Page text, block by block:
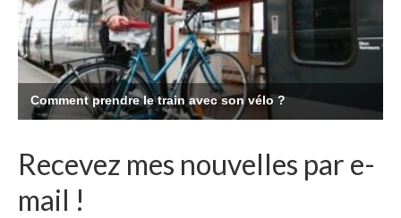
Recevez mes nouvelles par e-
mail !